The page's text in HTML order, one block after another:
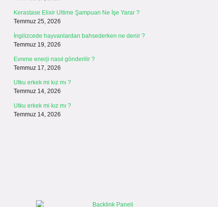
Kerastase Elixir Ultime Şampuan Ne İşe Yarar ?
Temmuz 25, 2026
İngilizcede hayvanlardan bahsederken ne denir ?
Temmuz 19, 2026
Evrene enerji nasıl gönderilir ?
Temmuz 17, 2026
Utku erkek mi kız mı ?
Temmuz 14, 2026
Utku erkek mi kız mı ?
Temmuz 14, 2026